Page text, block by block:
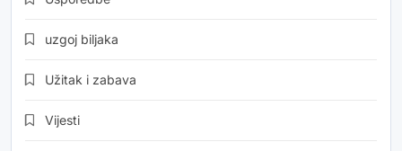
uzgoj biljaka
Užitak i zabava
Vijesti